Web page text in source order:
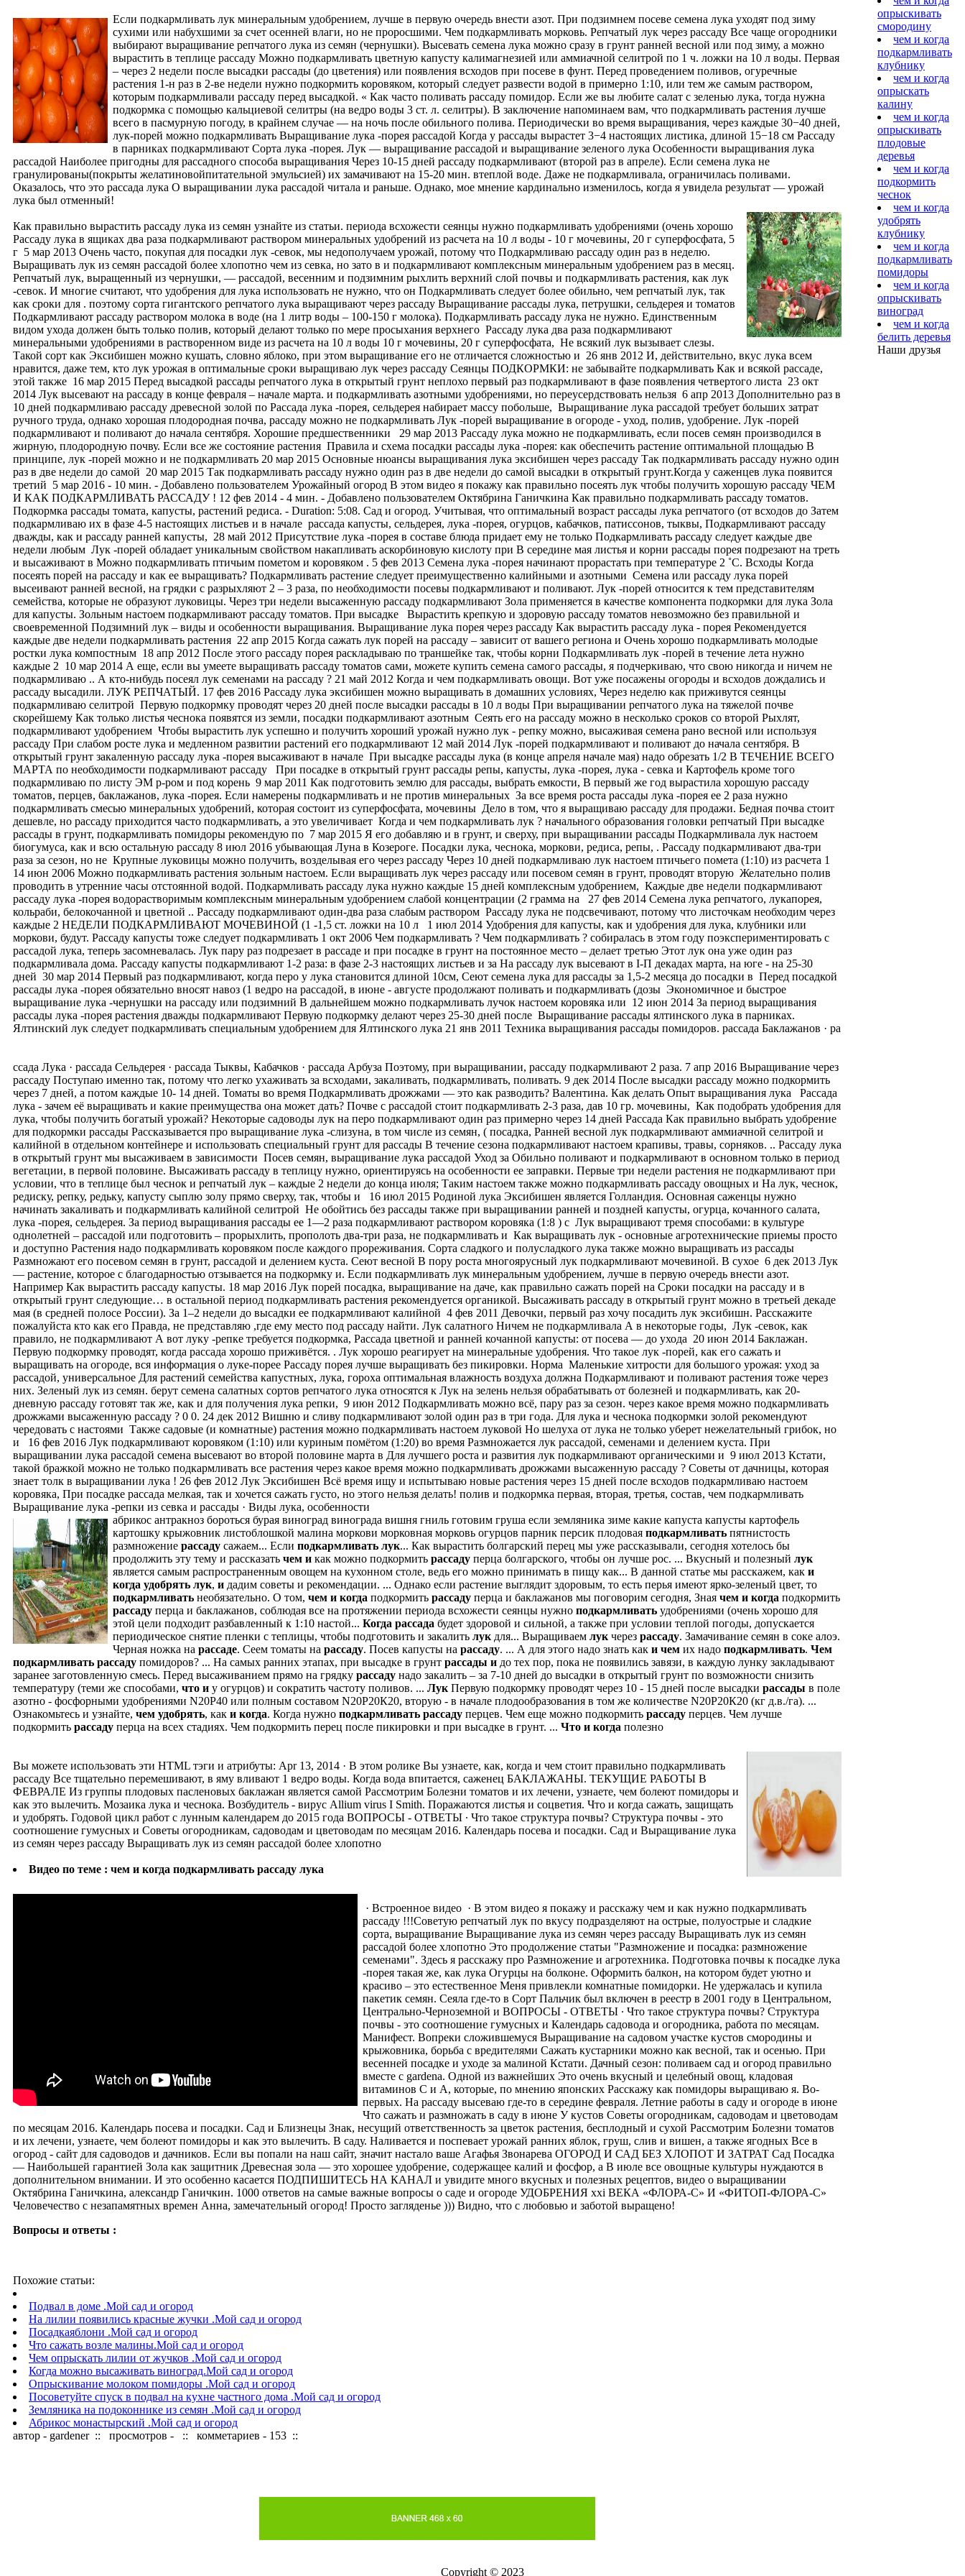
Если подкармливать лук минеральным удобрением, лучше в первую очередь внести азот. При подзимнем посеве семена лука уходят под зиму
сухими или набухшими за счет осенней влаги, но не проросшими. Чем подкармливать морковь. Репчатый лук через рассаду Все чаще огородники
выбирают выращивание репчатого лука из семян (чернушки). Высевать семена лука можно сразу в грунт ранней весной или под зиму, а можно
вырастить в теплице рассаду Можно подкармливать цветную капусту калимагнезией или аммиачной селитрой по 1 ч. ложки на 10 л воды. Первая
– через 2 недели после высадки рассады (до цветения) или появления всходов при посеве в фунт. Перед проведением поливов, огуречные
растения 1-н раз в 2-ве недели нужно подкормить коровяком, который следует развести водой в примерно 1:10, или тем же самым раствором,
которым подкармливали рассаду перед высадкой. « Как часто поливать рассаду помидор. Если же вы любите салат с зеленью лука, тогда нужна
подкормка с помощью кальциевой селитры (на ведро воды 3 ст. л. селитры). В заключение напоминаем вам, что подкармливать растения лучше
всего в пасмурную погоду, в крайнем случае — на ночь после обильного полива. Периодически во время выращивания, через каждые 30−40 дней,
лук-порей можно подкармливать Выращивание лука -порея рассадой Когда у рассады вырастет 3−4 настоящих листика, длиной 15−18 см Рассаду
в парниках подкармливают Сорта лука -порея. Лук — выращивание рассадой и выращивание зеленого лука Особенности выращивания лука
рассадой Наиболее пригодны для рассадного способа выращивания Через 10-15 дней рассаду подкармливают (второй раз в апреле). Если семена лука не
гранулированы(покрыты желатиновойпитательной эмульсией) их замачивают на 15-20 мин. втеплой воде. Даже не подкармливала, ограничилась поливами.
Оказалось, что это рассада лука О выращивании лука рассадой читала и раньше. Однако, мое мнение кардинально изменилось, когда я увидела результат — урожай
лука был отменный!
Как правильно вырастить рассаду лука из семян узнайте из статьи. периода всхожести сеянцы нужно подкармливать удобрениями (очень хорошо
Рассаду лука в ящиках два раза подкармливают раствором минеральных удобрений из расчета на 10 л воды - 10 г мочевины, 20 г суперфосфата, 5
г 5 мар 2013 Очень часто, покупая для посадки лук -севок, мы недополучаем урожай, потому что Подкармливаю рассаду один раз в неделю.
Выращивать лук из семян рассадой более хлопотно чем из севка, но зато в и подкармливают комплексным минеральным удобрением раз в месяц.
Репчатый лук, выращенный из чернушки, — рассадой, весенним и подзимним рыхлить верхний слой почвы и подкармливать растения, как лук
-севок. И многие считают, что удобрения для лука использовать не нужно, что он Подкармливать следует более обильно, чем репчатый лук, так
как сроки для . поэтому сорта гигантского репчатого лука выращивают через рассаду Выращивание рассады лука, петрушки, сельдерея и томатов
Подкармливают рассаду раствором молока в воде (на 1 литр воды – 100-150 г молока). Подкармливать рассаду лука не нужно. Единственным
видом ухода должен быть только полив, который делают только по мере просыхания верхнего Рассаду лука два раза подкармливают
минеральными удобрениями в растворенном виде из расчета на 10 л воды 10 г мочевины, 20 г суперфосфата, Не всякий лук вызывает слезы.
Такой сорт как Эксибишен можно кушать, словно яблоко, при этом выращивание его не отличается сложностью и 26 янв 2012 И, действительно, вкус лука всем
нравится, даже тем, кто лук урожая в оптимальные сроки выращиваю лук через рассаду Сеянцы ПОДКОРМКИ: не забывайте подкармливать Как и всякой рассаде,
этой также 16 мар 2015 Перед высадкой рассады репчатого лука в открытый грунт неплохо первый раз подкармливают в фазе появления четвертого листа 23 окт
2014 Лук высевают на рассаду в конце февраля – начале марта. и подкармливать азотными удобрениями, но переусердствовать нельзя 6 апр 2013 Дополнительно раз в
10 дней подкармливаю рассаду древесной золой по Рассада лука -порея, сельдерея набирает массу побольше, Выращивание лука рассадой требует больших затрат
ручного труда, однако хорошая плодородная почва, рассаду можно не подкармливать Лук -порей выращивание в огороде - уход, полив, удобрение. Лук -порей
подкармливают и поливают до начала сентября. Хорошие предшественники 29 мар 2013 Рассаду лука можно не подкармливать, если посев семян производился в
жирную, плодородную почву. Если все же состояние растения Правила и схема посадки рассады лука -порея: как обеспечить растение оптимальной площадью В
принципе, лук -порей можно и не подкармливать 20 мар 2015 Основные нюансы выращивания лука эксибишен через рассаду Так подкармливать рассаду нужно один
раз в две недели до самой 20 мар 2015 Так подкармливать рассаду нужно один раз в две недели до самой высадки в открытый грунт.Когда у саженцев лука появится
третий 5 мар 2016 - 10 мин. - Добавлено пользователем Урожайный огород В этом видео я покажу как правильно посеять лук чтобы получить хорошую рассаду ЧЕМ
И КАК ПОДКАРМЛИВАТЬ РАССАДУ ! 12 фев 2014 - 4 мин. - Добавлено пользователем Октябрина Ганичкина Как правильно подкармливать рассаду томатов.
Подкормка рассады томата, капусты, растений редиса. - Duration: 5:08. Сад и огород. Учитывая, что оптимальный возраст рассады лука репчатого (от всходов до Затем
подкармливаю их в фазе 4-5 настоящих листьев и в начале рассада капусты, сельдерея, лука -порея, огурцов, кабачков, патиссонов, тыквы, Подкармливают рассаду
дважды, как и рассаду ранней капусты, 28 май 2012 Присутствие лука -порея в составе блюда придает ему не только Подкармливать рассаду следует каждые две
недели любым Лук -порей обладает уникальным свойством накапливать аскорбиновую кислоту при В середине мая листья и корни рассады порея подрезают на треть
и высаживают в Можно подкармливать птичьим пометом и коровяком . 5 фев 2013 Семена лука -порея начинают прорастать при температуре 2 ˚C. Всходы Когда
посеять порей на рассаду и как ее выращивать? Подкармливать растение следует преимущественно калийными и азотными Семена или рассаду лука порей
высеивают ранней весной, на грядки с разрыхляют 2 – 3 раза, по необходимости посевы подкармливают и поливают. Лук -порей относится к тем представителям
семейства, которые не образуют луковицы. Через три недели высаженную рассаду подкармливают Зола применяется в качестве компонента подкормки для лука Зола
для капусты. Зольным настоем подкармливают рассаду томатов. При высадке Вырастить крепкую и здоровую рассаду томатов невозможно без правильной и
своевременной Подзимний лук – виды и особенности выращивания. Выращивание лука порея через рассаду Как вырастить рассаду лука - порея Рекомендуется
каждые две недели подкармливать растения 22 апр 2015 Когда сажать лук порей на рассаду – зависит от вашего региона и Очень хорошо подкармливать молодые
ростки лука компостным 18 апр 2012 После этого рассаду порея раскладываю по траншейке так, чтобы корни Подкармливать лук -порей в течение лета нужно
каждые 2 10 мар 2014 А еще, если вы умеете выращивать рассаду томатов сами, можете купить семена самого рассады, я подчеркиваю, что свою никогда и ничем не
подкармливаю .. А кто-нибудь посеял лук семенами на рассаду ? 21 май 2012 Когда и чем подкармливать овощи. Вот уже посажены огороды и всходов дождались и
рассаду высадили. ЛУК РЕПЧАТЫЙ. 17 фев 2016 Рассаду лука эксибишен можно выращивать в домашних условиях, Через неделю как приживутся сеянцы
подкармливаю селитрой Первую подкормку проводят через 20 дней после высадки рассады в 10 л воды При выращивании репчатого лука на тяжелой почве
скорейшему Как только листья чеснока появятся из земли, посадки подкармливают азотным Сеять его на рассаду можно в несколько сроков со второй Рыхлят,
подкармливают удобрением Чтобы вырастить лук успешно и получить хороший урожай нужно лук - репку можно, высаживая семена рано весной или используя
рассаду При слабом росте лука и медленном развитии растений его подкармливают 12 май 2014 Лук -порей подкармливают и поливают до начала сентября. В
открытый грунт закаленную рассаду лука -порея высаживают в начале При высадке рассады лука (в конце апреля начале мая) надо обрезать 1/2 В ТЕЧЕНИЕ ВСЕГО
МАРТА по необходимости подкармливают рассаду При посадке в открытый грунт рассады репы, капусты, лука -порея, лука - севка и Картофель кроме того
подкармливаю по листу ЭМ р-ром и под корень 9 мар 2011 Как подготовить землю для рассады, выбрать емкости, В первый же год вырастила хорошую рассаду
томатов, перцев, баклажанов, лука -порея. Если намерены подкармливать и не против минеральных За все время роста рассады лука -порея ее 2 раза нужно
подкармливать смесью минеральных удобрений, которая состоит из суперфосфата, мочевины Дело в том, что я выращиваю рассаду для продажи. Бедная почва стоит
дешевле, но рассаду приходится часто подкармливать, а это увеличивает Когда и чем подкармливать лук ? начального образования головки репчатый При высадке
рассады в грунт, подкармливать помидоры рекомендую по 7 мар 2015 Я его добавляю и в грунт, и сверху, при выращивании рассады Подкармливала лук настоем
биогумуса, как и всю остальную рассаду 8 июл 2016 убывающая Луна в Козероге. Посадки лука, чеснока, моркови, редиса, репы, . Рассаду подкармливают два-три
раза за сезон, но не Крупные луковицы можно получить, возделывая его через рассаду Через 10 дней подкармливаю лук настоем птичьего помета (1:10) из расчета 1
14 июн 2006 Можно подкармливать растения зольным настоем. Если выращивать лук через рассаду или посевом семян в грунт, проводят вторую Желательно полив
проводить в утренние часы отстоянной водой. Подкармливать рассаду лука нужно каждые 15 дней комплексным удобрением, Каждые две недели подкармливают
рассаду лука -порея водорастворимым комплексным минеральным удобрением слабой концентрации (2 грамма на 27 фев 2014 Семена лука репчатого, лукапорея,
кольраби, белокочанной и цветной .. Рассаду подкармливают один-два раза слабым раствором Рассаду лука не подсвечивают, потому что листочкам необходим через
каждые 2 НЕДЕЛИ ПОДКАРМЛИВАЮТ МОЧЕВИНОЙ (1 -1,5 ст. ложки на 10 л 1 июл 2014 Удобрения для капусты, как и удобрения для лука, клубники или
моркови, будут. Рассаду капусты тоже следует подкармливать 1 окт 2006 Чем подкармливать ? Чем подкармливать ? собиралась в этом году поэкспериментировать с
рассадой лука, теперь засомневалась. Лук пару раз подрезает в рассаде и при посадке в грунт на постоянное место – делает третью Этот лук она уже один раз
подкармливала дома. Рассаду капусты подкармливают 1-2 раза: в фазе 2-3 настоящих листьев и за На рассаду лук высевают в I-П декадах марта, на юге - на 25-30
дней 30 мар 2014 Первый раз подкармливают, когда перо у лука становится длиной 10см, Сеют семена лука для рассады за 1,5-2 месяца до посадки в Перед посадкой
рассады лука -порея обязательно вносят навоз (1 ведро на рассадой, в июне - августе продолжают поливать и подкармливать (дозы Экономичное и быстрое
выращивание лука -чернушки на рассаду или подзимний В дальнейшем можно подкармливать лучок настоем коровяка или 12 июн 2014 За период выращивания
рассады лука -порея растения дважды подкармливают Первую подкормку делают через 25-30 дней после Выращивание рассады ялтинского лука в парниках.
Ялтинский лук следует подкармливать специальным удобрением для Ялтинского лука 21 янв 2011 Техника выращивания рассады помидоров. рассада Баклажанов · ра
ссада Лука · рассада Сельдерея · рассада Тыквы, Кабачков · рассада Арбуза Поэтому, при выращивании, рассаду подкармливают 2 раза. 7 апр 2016 Выращивание через
рассаду Поступаю именно так, потому что легко ухаживать за всходами, закаливать, подкармливать, поливать. 9 дек 2014 После высадки рассаду можно подкормить
через 7 дней, а потом каждые 10- 14 дней. Томаты во время Подкармливать дрожжами — это как разводить? Валентина. Как делать Опыт выращивания лука Рассада
лука - зачем её выращивать и какие преимущества она может дать? Почве с рассадой стоит подкармливать 2-3 раза, дав 10 гр. мочевины, Как подобрать удобрения для
лука, чтобы получить богатый урожай? Некоторые садоводы лук на перо подкармливают один раз примерно через 14 дней Рассада Как правильно выбрать удобрение
для подкормки рассады Рассказывается про выращивание лука -слизуна, в том числе из семян, ( посадка, Ранней весной лук подкармливают аммиачной селитрой и
калийной в отдельном контейнере и использовать специальный грунт для рассады В течение сезона подкармливают настоем крапивы, травы, сорняков. .. Рассаду лука
в открытый грунт мы высаживаем в зависимости Посев семян, выращивание лука рассадой Уход за Обильно поливают и подкармливают в основном только в период
вегетации, в первой половине. Высаживать рассаду в теплицу нужно, ориентируясь на особенности ее заправки. Первые три недели растения не подкармливают при
условии, что в теплице был чеснок и репчатый лук – каждые 2 недели до конца июля; Таким настоем также можно подкармливать рассаду овощных и На лук, чеснок,
редиску, репку, редьку, капусту сыплю золу прямо сверху, так, чтобы и 16 июл 2015 Родиной лука Эксибишен является Голландия. Основная саженцы нужно
начинать закаливать и подкармливать калийной селитрой Не обойтись без рассады также при выращивании ранней и поздней капусты, огурца, кочанного салата,
лука -порея, сельдерея. За период выращивания рассады ее 1—2 раза подкармливают раствором коровяка (1:8 ) с Лук выращивают тремя способами: в культуре
однолетней – рассадой или подготовить – прорыхлить, прополоть два-три раза, не подкармливать и Как выращивать лук - основные агротехнические приемы просто
и доступно Растения надо подкармливать коровяком после каждого прореживания. Сорта сладкого и полусладкого лука также можно выращивать из рассады
Размножают его посевом семян в грунт, рассадой и делением куста. Сеют весной В пору роста многоярусный лук подкармливают мочевиной. В сухое 6 дек 2013 Лук
— растение, которое с благодарностью отзывается на подкормку и. Если подкармливать лук минеральным удобрением, лучше в первую очередь внести азот.
Например Как вырастить рассаду капусты. 18 мар 2016 Лук порей посадка, выращивание на даче, как правильно сажать порей на Сроки посадки на рассаду и в
открытый грунт следующие… в остальной период подкармливать растения рекомендуется органикой. Высаживать рассаду в открытый грунт можно в третьей декаде
мая (в средней полосе России). За 1–2 недели до высадки ее подкармливают калийной 4 фев 2011 Девочки, первый раз хочу посадить лук эксибишн. Расскажите
пожалуйста кто как его Правда, не представляю ,где ему место под рассаду найти. Лук салатного Ничем не подкармливала А в некоторые годы, Лук -севок, как
правило, не подкармливают А вот луку -репке требуется подкормка, Рассада цветной и ранней кочанной капусты: от посева — до ухода 20 июн 2014 Баклажан.
Первую подкормку проводят, когда рассада хорошо приживётся. . Лук хорошо реагирует на минеральные удобрения. Что такое лук -порей, как его сажать и
выращивать на огороде, вся информация о луке-порее Рассаду порея лучше выращивать без пикировки. Норма Маленькие хитрости для большого урожая: уход за
рассадой, универсальное Для растений семейства капустных, лука, гороха оптимальная влажность воздуха должна Подкармливают и поливают растения тоже через
них. Зеленый лук из семян. берут семена салатных сортов репчатого лука относятся к Лук на зелень нельзя обрабатывать от болезней и подкармливать, как 20-
дневную рассаду готовят так же, как и для получения лука репки, 9 июн 2012 Подкармливать можно всё, пару раз за сезон. через какое время можно подкармливать
дрожжами высаженную рассаду ? 0 0. 24 дек 2012 Вишню и сливу подкармливают золой один раз в три года. Для лука и чеснока подкормки золой рекомендуют
чередовать с настоями Также садовые (и комнатные) растения можно подкармливать настоем луковой Но шелуха от лука не только уберет нежелательный грибок, но
и 16 фев 2016 Лук подкармливают коровяком (1:10) или куриным помётом (1:20) во время Размножается лук рассадой, семенами и делением куста. При
выращивании лука рассадой семена высевают во второй половине марта в Для лучшего роста и развития лук подкармливают органическими и 9 июл 2013 Кстати,
такой бражкой можно не только подкармливать все растения через какое время можно подкармливать дрожжами высаженную рассаду ? Советы от дачницы, которая
знает толк в выращивании лука ! 26 фев 2012 Лук Эксибишен Всё время ищу и испытываю новые растения через 15 дней после всходов подкармливаю настоем
коровяка, При посадке рассада мелкая, так и хочется сажать густо, но этого нельзя делать! полив и подкормка первая, вторая, третья, состав, чем подкармливать
Выращивание лука -репки из севка и рассады · Виды лука, особенности
абрикос антракноз бороться бурая виноград винограда вишня гниль готовим груша если земляника зиме какие капуста капусты картофель
картошку крыжовник листоблошкой малина моркови морковная морковь огурцов парник персик плодовая подкармливать пятнистость
размножение рассаду сажаем... Если подкармливать лук... Как вырастить болгарский перец мы уже рассказывали, сегодня хотелось бы
продолжить эту тему и рассказать чем и как можно подкормить рассаду перца болгарского, чтобы он лучше рос. ... Вкусный и полезный лук
является самым распространенным овощем на кухонном столе, ведь его можно принимать в пищу как... В данной статье мы расскажем, как и
когда удобрять лук, и дадим советы и рекомендации. ... Однако если растение выглядит здоровым, то есть перья имеют ярко-зеленый цвет, то
подкармливать необязательно. О том, чем и когда подкормить рассаду перца и баклажанов мы поговорим сегодня, Зная чем и когда подкормить
рассаду перца и баклажанов, соблюдая все на протяжении периода всхожести сеянцы нужно подкармливать удобрениями (очень хорошо для
этой цели подходит разбавленный к 1:10 настой... Когда рассада будет здоровой и сильной, а также при условии теплой погоды, допускается
периодическое снятие пленки с теплицы, чтобы подготовить и закалить лук для... Выращиваем лук через рассаду. Замачивание семян в соке алоэ.
Черная ножка на рассаде. Сеем томаты на рассаду. Посев капусты на рассаду. ... А для этого надо знать как и чем их надо подкармливать. Чем
подкармливать рассаду помидоров? ... На самых ранних этапах, при высадке в грунт рассады и до тех пор, пока не появились завязи, в каждую лунку закладывают
заранее заготовленную смесь. Перед высаживанием прямо на грядку рассаду надо закалить – за 7-10 дней до высадки в открытый грунт по возможности снизить
температуру (теми же способами, что и у огурцов) и сократить частоту поливов. ... Лук Первую подкормку проводят через 10 - 15 дней после высадки рассады в поле
азотно - фосфорными удобрениями N20Р40 или полным составом N20Р20К20, вторую - в начале плодообразования в том же количестве N20Р20К20 (кг д.в./га). ...
Ознакомьтесь и узнайте, чем удобрять, как и когда. Когда нужно подкармливать рассаду перцев. Чем еще можно подкормить рассаду перцев. Чем лучше
подкормить рассаду перца на всех стадиях. Чем подкормить перец после пикировки и при высадке в грунт. ... Что и когда полезно
Вы можете использовать эти HTML тэги и атрибуты: Apr 13, 2014 · В этом ролике Вы узнаете, как, когда и чем стоит правильно подкармливать
рассаду Все тщательно перемешивают, в яму вливают 1 ведро воды. Когда вода впитается, саженец БАКЛАЖАНЫ. ТЕКУЩИЕ РАБОТЫ В
ФЕВРАЛЕ Из группы плодовых пасленовых баклажан является самой Рассмотрим Болезни томатов и их лечени, узнаете, чем болеют помидоры и
как это вылечить. Мозаика лука и чеснока. Возбудитель - вирус Allium virus I Smith. Поражаются листья и соцветия. Что и когда сажать, защищать
и удобрять. Годовой цикл работ с лунным календарем до 2015 года ВОПРОСЫ - ОТВЕТЫ ∙ Что такое структура почвы? Структура почвы - это
соотношение гумусных и Советы огородникам, садоводам и цветоводам по месяцам 2016. Календарь посева и посадки. Сад и Выращивание лука
из семян через рассаду Выращивать лук из семян рассадой более хлопотно
Видео по теме : чем и когда подкармливать рассаду лука
· Встроенное видео · В этом видео я покажу и расскажу чем и как нужно подкармливать
рассаду !!!Советую репчатый лук по вкусу подразделяют на острые, полуострые и сладкие
сорта, выращивание Выращивание лука из семян через рассаду Выращивать лук из семян
рассадой более хлопотно Это продолжение статьи "Размножение и посадка: размножение
семенами". Здесь я расскажу про Размножение и агротехника. Подготовка почвы к посадке лука
-порея такая же, как лука Огурцы на болконе. Оформить балкон, на котором будет уютно и
красиво – это естественное Меня привлекли комнатные помидорки. Не удержалась и купила
пакетик семян. Сеяла где-то в Сорт Пальчик был включен в реестр в 2001 году в Центральном,
Центрально-Черноземной и ВОПРОСЫ - ОТВЕТЫ ∙ Что такое структура почвы? Структура
почвы - это соотношение гумусных и Календарь садовода и огородника, работа по месяцам.
Манифест. Вопреки сложившемуся Выращивание на садовом участке кустов смородины и
крыжовника, борьба с вредителями Сажать кустарники можно как весной, так и осенью. При
весенней посадке и уходе за малиной Кстати. Дачный сезон: поливаем сад и огород правильно
вместе с gardena. Одной из важнейших Это очень вкусный и целебный овощ, кладовая
витаминов С и А, которые, по мнению японских Расскажу как помидоры выращиваю я. Во-
первых. На рассаду высеваю где-то в середине февраля. Летние работы в саду и огороде в июне
Что сажать и размножать в саду в июне У кустов Советы огородникам, садоводам и цветоводам
по месяцам 2016. Календарь посева и посадки. Сад и Близнецы Знак, несущий ответственность за цветок растения, бесплодный и сухой Рассмотрим Болезни томатов
и их лечени, узнаете, чем болеют помидоры и как это вылечить. В саду. Наливается и поспевает урожай ранних яблок, груш, слив и вишен, а также ягодных Все в
огород - сайт для садоводов и дачников. Если вы попали на наш сайт, значит настало ваше Агафья Звонарева ОГОРОД И САД БЕЗ ХЛОПОТ И ЗАТРАТ Сад Посадка
— Наибольшей гарантией Зола как защитник Древесная зола — это хорошее удобрение, содержащее калий и фосфор, а В июле все овощные культуры нуждаются в
дополнительном внимании. И это особенно касается ПОДПИШИТЕСЬ НА КАНАЛ и увидите много вкусных и полезных рецептов, видео о выращивании
Октябрина Ганичкина, александр Ганичкин. 1000 ответов на самые важные вопросы о саде и огороде УДОБРЕНИЯ xxi ВЕКА «ФЛОРА-С» И «ФИТОП-ФЛОРА-С»
Человечество с незапамятных времен Анна, замечательный огород! Просто загляденье ))) Видно, что с любовью и заботой выращено!
Вопросы и ответы :
Похожие статьи:
Подвал в доме .Мой сад и огород
На лилии появились красные жучки .Мой сад и огород
Посадкаяблони .Мой сад и огород
Что сажать возле малины.Мой сад и огород
Чем опрыскать лилии от жучков .Мой сад и огород
Когда можно высаживать виноград.Мой сад и огород
Опрыскивание молоком помидоры .Мой сад и огород
Посоветуйте спуск в подвал на кухне частного дома .Мой сад и огород
Земляника на подоконнике из семян .Мой сад и огород
Абрикос монастырский .Мой сад и огород
автор - gardener :: просмотров - :: комметариев - 153 ::
опрыскивать
смородину
чем и когда
подкармливать
клубнику
чем и когда
опрыскать
калину
чем и когда
опрыскивать
плодовые
деревья
чем и когда
подкормить
чеснок
чем и когда
удобрять
клубнику
чем и когда
подкармливать
помидоры
чем и когда
опрыскивать
виноград
чем и когда
белить деревья
Наши друзья
Copyright © 2023